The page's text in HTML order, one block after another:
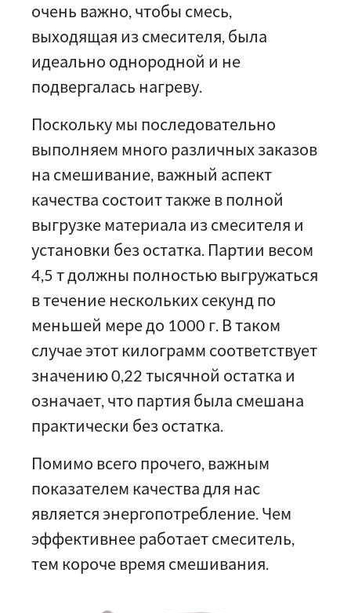
очень важно, чтобы смесь,
выходящая из смесителя, была
идеально однородной и не
подвергалась нагреву.
Поскольку мы последовательно
выполняем много различных заказов
на смешивание, важный аспект
качества состоит также в полной
выгрузке материала из смесителя и
установки без остатка. Партии весом
4,5 т должны полностью выгружаться
в течение нескольких секунд по
меньшей мере до 1000 г. В таком
случае этот килограмм соответствует
значению 0,22 тысячной остатка и
означает, что партия была смешана
практически без остатка.
Помимо всего прочего, важным
показателем качества для нас
является энергопотребление. Чем
эффективнее работает смеситель,
тем короче время смешивания.